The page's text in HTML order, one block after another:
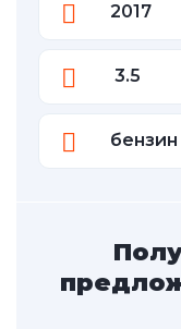
2017
3.5
бензин